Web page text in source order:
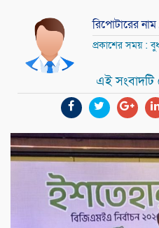
রিপোটারের নাম
প্রকাশের সময় :
এই